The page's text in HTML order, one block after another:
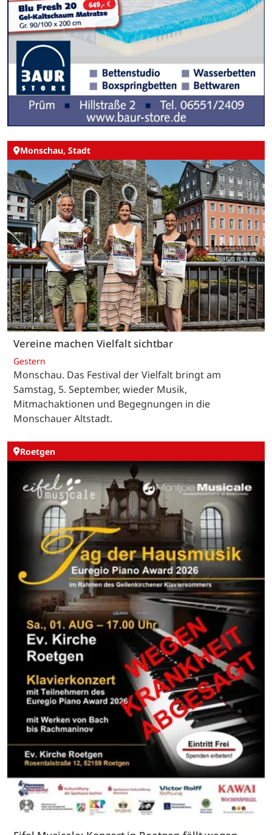
Monschau, Stadt
Vereine machen Vielfalt sichtbar
Gestern
Monschau. Das Festival der Vielfalt bringt am
Samstag, 5. September, wieder Musik,
Mitmachaktionen und Begegnungen in die
Monschauer Altstadt.
Roetgen